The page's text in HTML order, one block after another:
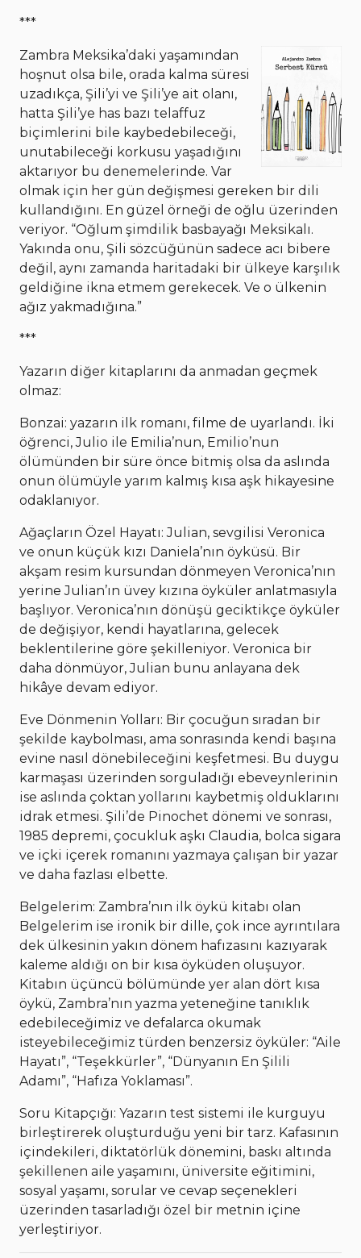
***
Zambra Meksika’daki yaşamından
hoşnut olsa bile, orada kalma süresi
uzadıkça, Şili’yi ve Şili’ye ait olanı,
hatta Şili’ye has bazı telaffuz
biçimlerini bile kaybedebileceği,
unutabileceği korkusu yaşadığını
aktarıyor bu denemelerinde. Var
olmak için her gün değişmesi gereken bir dili
kullandığını. En güzel örneği de oğlu üzerinden
veriyor. “Oğlum şimdilik basbayağı Meksikalı.
Yakında onu, Şili sözcüğünün sadece acı bibere
değil, aynı zamanda haritadaki bir ülkeye karşılık
geldiğine ikna etmem gerekecek. Ve o ülkenin
ağız yakmadığına.”
***
Yazarın diğer kitaplarını da anmadan geçmek
olmaz:
Bonzai: yazarın ilk romanı, filme de uyarlandı. İki
öğrenci, Julio ile Emilia’nun, Emilio’nun
ölümünden bir süre önce bitmiş olsa da aslında
onun ölümüyle yarım kalmış kısa aşk hikayesine
odaklanıyor.
Ağaçların Özel Hayatı: Julian, sevgilisi Veronica
ve onun küçük kızı Daniela’nın öyküsü. Bir
akşam resim kursundan dönmeyen Veronica’nın
yerine Julian’ın üvey kızına öyküler anlatmasıyla
başlıyor. Veronica’nın dönüşü geciktikçe öyküler
de değişiyor, kendi hayatlarına, gelecek
beklentilerine göre şekilleniyor. Veronica bir
daha dönmüyor, Julian bunu anlayana dek
hikâye devam ediyor.
Eve Dönmenin Yolları: Bir çocuğun sıradan bir
şekilde kaybolması, ama sonrasında kendi başına
evine nasıl dönebileceğini keşfetmesi. Bu duygu
karmaşası üzerinden sorguladığı ebeveynlerinin
ise aslında çoktan yollarını kaybetmiş olduklarını
idrak etmesi. Şili’de Pinochet dönemi ve sonrası,
1985 depremi, çocukluk aşkı Claudia, bolca sigara
ve içki içerek romanını yazmaya çalışan bir yazar
ve daha fazlası elbette.
Belgelerim: Zambra’nın ilk öykü kitabı olan
Belgelerim ise ironik bir dille, çok ince ayrıntılara
dek ülkesinin yakın dönem hafızasını kazıyarak
kaleme aldığı on bir kısa öyküden oluşuyor.
Kitabın üçüncü bölümünde yer alan dört kısa
öykü, Zambra’nın yazma yeteneğine tanıklık
edebileceğimiz ve defalarca okumak
isteyebileceğimiz türden benzersiz öyküler: “Aile
Hayatı”, “Teşekkürler”, “Dünyanın En Şilili
Adamı”, “Hafıza Yoklaması”.
Soru Kitapçığı: Yazarın test sistemi ile kurguyu
birleştirerek oluşturduğu yeni bir tarz. Kafasının
içindekileri, diktatörlük dönemini, baskı altında
şekillenen aile yaşamını, üniversite eğitimini,
sosyal yaşamı, sorular ve cevap seçenekleri
üzerinden tasarladığı özel bir metnin içine
yerleştiriyor.